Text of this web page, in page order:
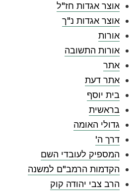
אוצר אגדות חז"ל
אוצר אגדות נ"ך
אורות
אורות התשובה
אתר
אתר דעת
בית יוסף
בראשית
גדולי האומה
דרך ה'
המספיק לעובדי השם
הקדמות הרמב"ם למשנה
הרב צבי יהודה קוק